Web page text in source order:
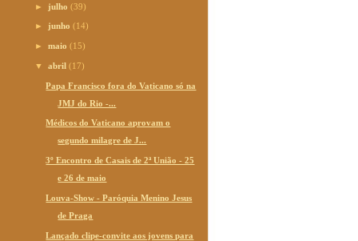
► julho(39)
► junho(14)
►maio(15)
▼abril(17)
Papa Francisco fora do Vaticano só na
JMJ do Rio -...
Médicos do Vaticano aprovam o
segundo milagre de J...
3º Encontro de Casais de 2ª União - 25
e 26 de maio
Louva-Show - Paróquia Menino Jesus
de Praga
Lançado clipe-convite aos jovens para